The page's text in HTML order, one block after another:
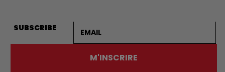
SUBSCRIBE
M'INSCRIRE